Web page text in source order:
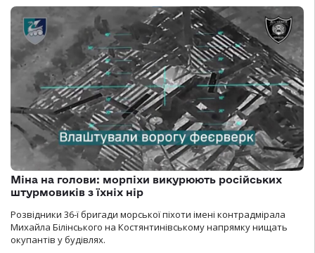
Міна на голови: морпіхи викурюють російських
штурмовиків з їхніх нір
Розвідники 36-ї бригади морської піхоти імені контрадмірала
Михайла Білінського на Костянтинівському напрямку нищать
окупантів у будівлях.